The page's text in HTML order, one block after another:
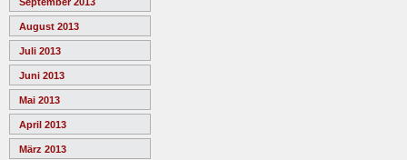
September 2013
August 2013
Juli 2013
Juni 2013
Mai 2013
April 2013
März 2013